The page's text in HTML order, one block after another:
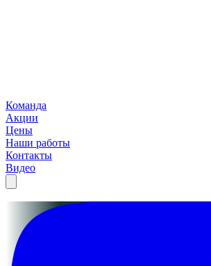
Команда
Акции
Цены
Наши работы
Контакты
Видео